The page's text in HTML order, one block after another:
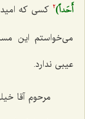
أَحَداً)2
کسی که
می‌خواستم این
عیبی ندارد.
مرحوم آقا